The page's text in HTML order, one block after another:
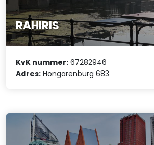
RAHIRIS
KvK nummer: 67282946
Adres: Hongarenburg 683